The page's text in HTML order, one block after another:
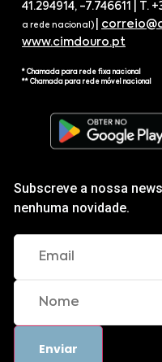
41.294914, -7.746611 | T.
a rede nacional)
www.cimdouro.pt
* Chamada para rede fixa nacional
** Chamada para rede móvel nacional
Subscreve a nossa
nenhuma novidade.